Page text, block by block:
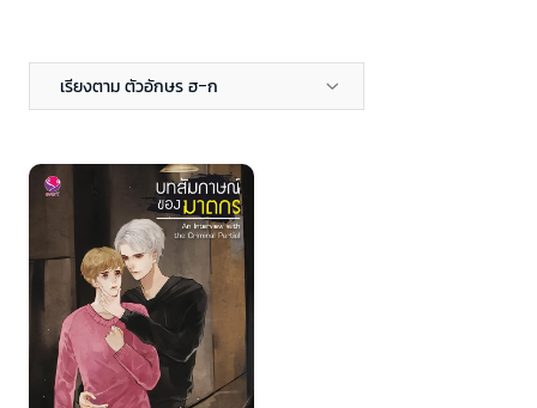
เรียงตาม ตัวอักษร ฮ-ก